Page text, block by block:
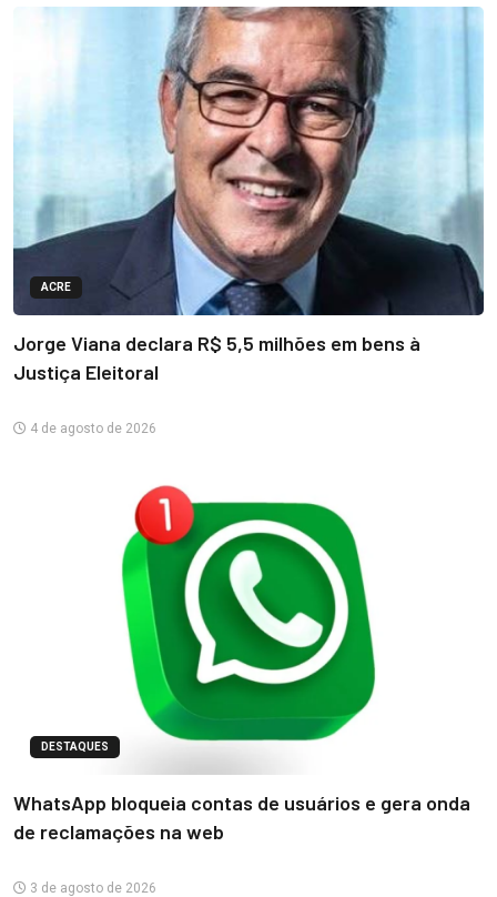
ACRE
Jorge Viana declara R$ 5,5 milhões em bens à
Justiça Eleitoral
4 de agosto de 2026
DESTAQUES
WhatsApp bloqueia contas de usuários e gera onda
de reclamações na web
3 de agosto de 2026